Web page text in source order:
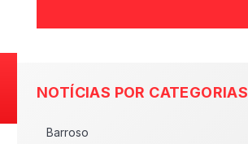
NOTÍCIAS POR CATEGORIAS
Barroso